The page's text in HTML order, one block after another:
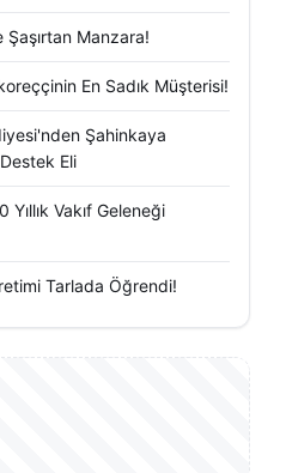
Şaşırtan Manzara!
En Sadık Müşterisi!
Şahinkaya
Eli
Yıllık Vakıf Geleneği
Tarlada Öğrendi!